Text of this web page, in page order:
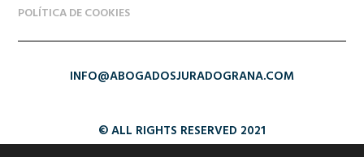
POLÍTICA DE COOKIES
INFO@ABOGADOSJURADOGRANA.COM
© ALL RIGHTS RESERVED 2021